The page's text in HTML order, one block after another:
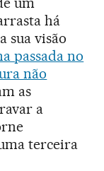
há
sua visão
passada no
não
as
a
terceira